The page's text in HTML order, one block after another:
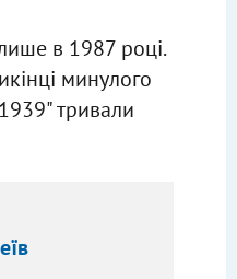
в 1987 році.
минулого
тривали